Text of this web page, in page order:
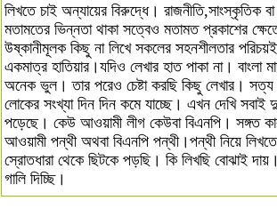
লিখতে চাই অন্যায়ের বিরুদ্ধে। রাজনীতি,সাংস্কৃতিক বা
মতামতের ভিন্নতা থাকা সত্বেও মতামত প্রকাশের
উষ্কানীমূলক কিছু না লিখে সকলের সহনশীলতার পরিচয়ই
একমাত্র হাতিয়ার।যদিও লেখার হাত পাকা না। বাংলা
অনেক ভুল। তার পরেও চেষ্টা করছি কিছু লেখার। সত্য
লোকের সংখ্যা দিন দিন কমে যাচ্ছে। এখন দেখি সবাই
পড়েছে। কেউ আওয়ামী লীগ কেউবা বিএনপি। সঙ্গত
আওয়ামী পন্থী অথবা বিএনপি পন্থী।পন্থী নিয়ে
স্রোতধারা থেকে ছিটকে পড়ছি। কি লিখছি বোঝাই
গালি দিচ্ছি।